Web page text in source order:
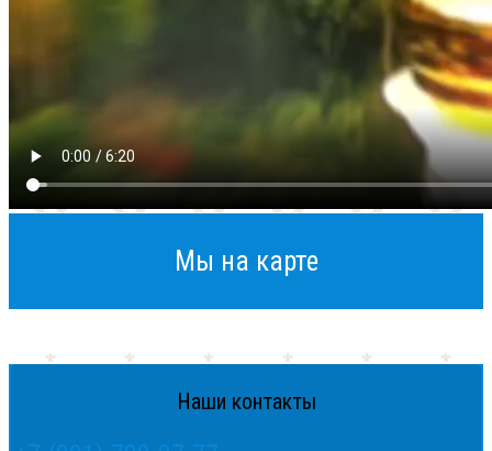
Мы на карте
Наши контакты